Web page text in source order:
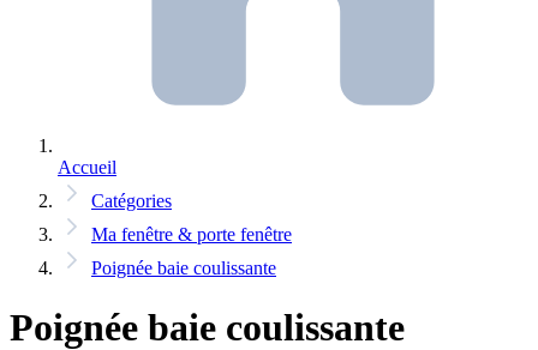
Accueil
Catégories
Ma fenêtre & porte fenêtre
Poignée baie coulissante
Poignée baie coulissante